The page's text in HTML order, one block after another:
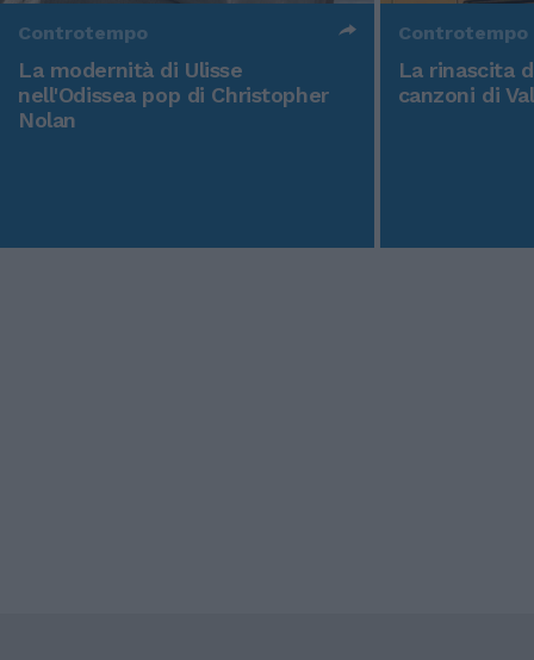
Controtempo
La modernità di Ulisse
nell'Odissea pop di Christopher
Nolan
Controtempo
La rinascita
canzoni di